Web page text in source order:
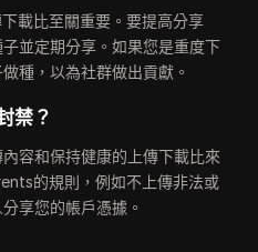
載比至關重要。要提高分享
並定期分享。如果您是重度下
種，以為社群做出貢獻。
禁？
容和保持健康的上傳下載比來
的規則，例如不上傳非法或
享您的帳戶憑據。